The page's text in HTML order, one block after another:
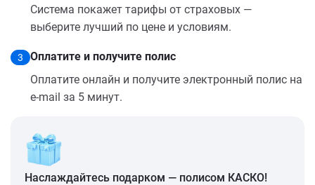
Система покажет тарифы от страховых —
выберите лучший по цене и условиям.
3
Оплатите и получите полис
Оплатите онлайн и получите электронный полис на
e-mail за 5 минут.
Наслаждайтесь подарком — полисом КАСКО!